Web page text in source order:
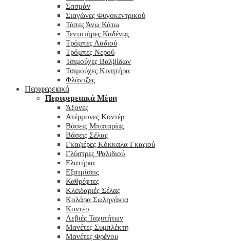
Σασμάν
Σιαγώνες Φυγοκεντρικού
Τάπες Άνω Κάτω
Τεντοτήρες Καδένας
Τρόμπες Λαδιού
Τρόμπες Νερού
Τσιμούχες Βαλβίδων
Τσιμούχες Κινητήρα
Φλάντζες
Περιφερειακά
Περιφερειακά Μέρη
Άξονες
Ατέρμονες Κοντέρ
Βάσεις Μπαταρίας
Βάσεις Σέλας
Γκαζιέρες Κόκκαλα Γκαζιού
Γλύστρες Ψαλιδιού
Ελατήρια
Εξατμίσεις
Καθρέφτες
Κλειδαριές Σέλας
Κολάρα Σωληνάκια
Κοντέρ
Λεβιές Ταχυτήτων
Μανέτες Συμπλέκτη
Μανέτες Φρένου